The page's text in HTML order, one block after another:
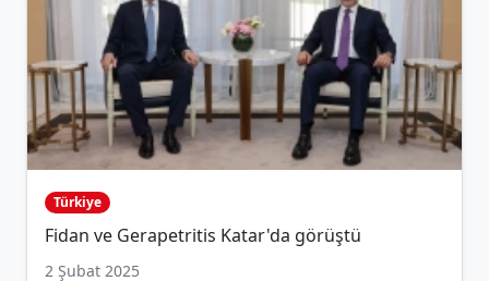
Türkiye
Fidan ve Gerapetritis Katar'da görüştü
2 Şubat 2025